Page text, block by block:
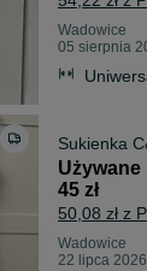
Wadowice
05 sierpnia
Sukienka
Używane
45 zł
50,08 zł z
Wadowice
22 lipca 2026